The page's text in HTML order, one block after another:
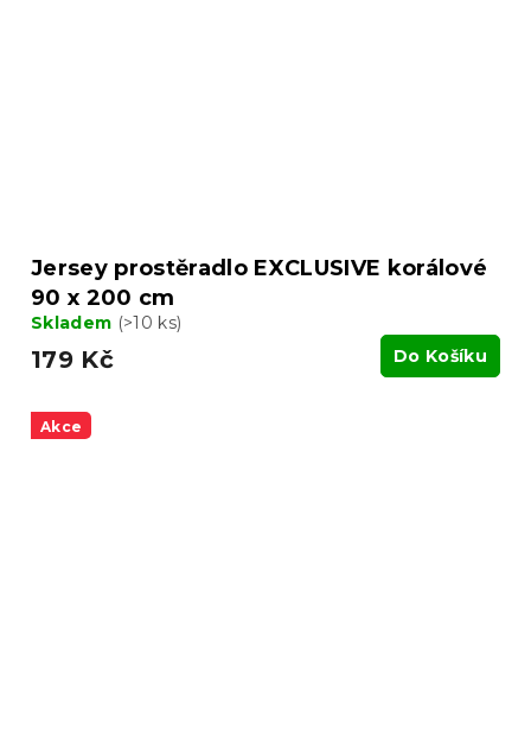
Jersey prostěradlo EXCLUSIVE korálové
90 x 200 cm
Skladem (>10 ks)
179 Kč Do Košíku
Akce